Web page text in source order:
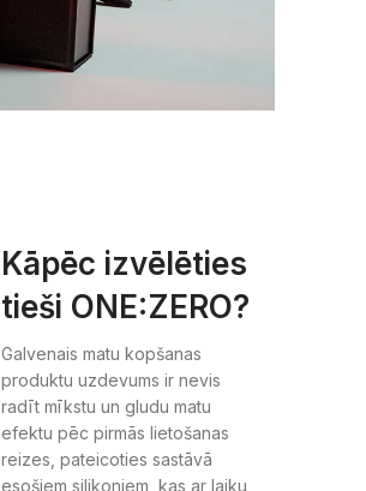
Kāpēc izvēlēties
tieši ONE:ZERO?
Galvenais matu kopšanas
produktu uzdevums ir nevis
radīt mīkstu un gludu matu
efektu pēc pirmās lietošanas
reizes, pateicoties sastāvā
esošiem silikoniem, kas ar laiku